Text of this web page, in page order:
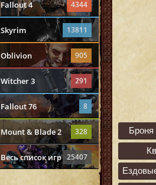
Fallout 4 4344
Skyrim 13811
Oblivion 905
Witcher 3 291
Fallout 76 8
Mount & Blade 2 328
Весь список игр 25407